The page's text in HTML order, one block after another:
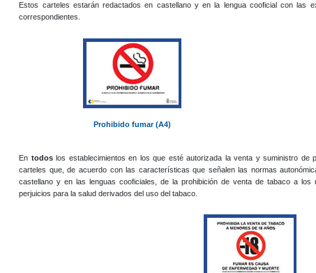
Estos carteles estarán redactados en castellano y en la lengua cooficial con las
correspondientes.
Prohibido fumar (A4)
En todoslos establecimientos en los que esté autorizada la venta y suministro de
carteles que, de acuerdo con las características que señalen las normas
castellano y en las lenguas cooficiales, de la prohibición de venta de tabaco a
perjuicios para la salud derivados del uso del tabaco.